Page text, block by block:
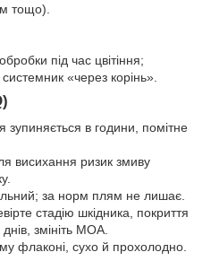
тощо).
під час цвітіння;
«через корінь».
зупиняється в години, помітне
висихання ризик змиву
за норм плям не лишає.
стадію шкідника, покриття
змініть МОА.
флаконі, сухо й прохолодно.